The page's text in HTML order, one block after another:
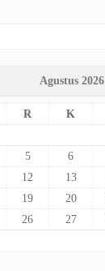
Agustus 2026
R K
5 6
12 13
19 20
26 27